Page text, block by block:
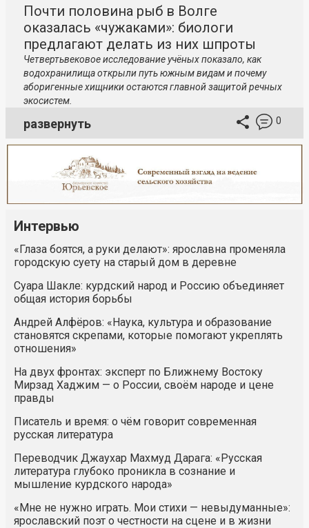
Почти половина рыб в Волге
оказалась «чужаками»: биологи
предлагают делать из них шпроты
Четвертьвековое исследование учёных показало, как
водохранилища открыли путь южным видам и почему
аборигенные хищники остаются главной защитой речных
экосистем.
развернуть 0
Интервью
«Глаза боятся, а руки делают»: ярославна променяла
городскую суету на старый дом в деревне
Суара Шакле: курдский народ и Россию объединяет
общая история борьбы
Андрей Алфёров: «Наука, культура и образование
становятся скрепами, которые помогают укреплять
отношения»
На двух фронтах: эксперт по Ближнему Востоку
Мирзад Хаджим — о России, своём народе и цене
правды
Писатель и время: о чём говорит современная
русская литература
Переводчик Джаухар Махмуд Дарага: «Русская
литература глубоко проникла в сознание и
мышление курдского народа»
«Мне не нужно играть. Мои стихи — невыдуманные»:
ярославский поэт о честности на сцене и в жизни